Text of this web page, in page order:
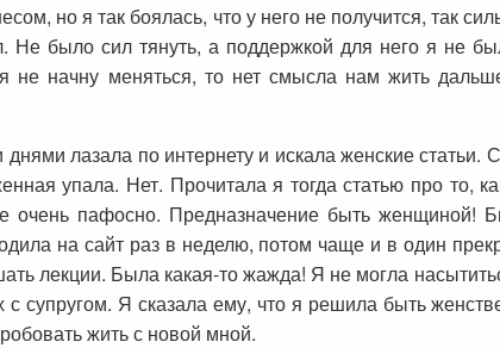
но я так боялась, что у него не получится, так
Не было сил тянуть, а поддержкой для него я не
не начну меняться, то нет смысла нам жить
лазала по интернету и искала женские статьи.
упала. Нет. Прочитала я тогда статью про то,
очень пафосно. Предназначение быть
на сайт раз в неделю, потом чаще и в один
лекции. Была какая-то жажда! Я не могла
супругом. Я сказала ему, что я решила быть
жить с новой мной.